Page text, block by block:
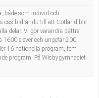
både som individ och
oss bidrar du till att Gotland blir
delar. Vi gör varandra bättre.
elever och ungefär 200
16 nationella program, fem
program. På Wisbygymnasiet